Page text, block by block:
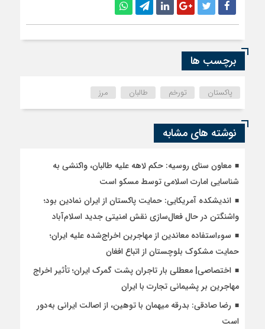
برچسب ها
پاکستان تورخم طالبان مرز
نوشته های مشابه
معاون سنای روسیه: حکم لاهه علیه طالبان، واکنشی به
شناسایی امارت اسلامی توسط مسکو است
اندیشکده آمریکایی: حمایت پاکستان از ایران نمادین بود؛
واشنگتن در حال فعال‌سازی نقش امنیتی جدید اسلام‌آباد
سوءاستفاده معاندین از مهاجرین اخراج‌شده علیه ایران؛
حمایت مشکوک بلوچستان از اتباع افغان
اختصاصی| معطلی بار تاجران پشت گمرک ایران؛ تأثیر اخراج
مهاجرین بر پشیمانی تجارت با ایران
رضا صادقی: بدرقه میهمان با توهین، از اصالت ایرانی به‌دور
است